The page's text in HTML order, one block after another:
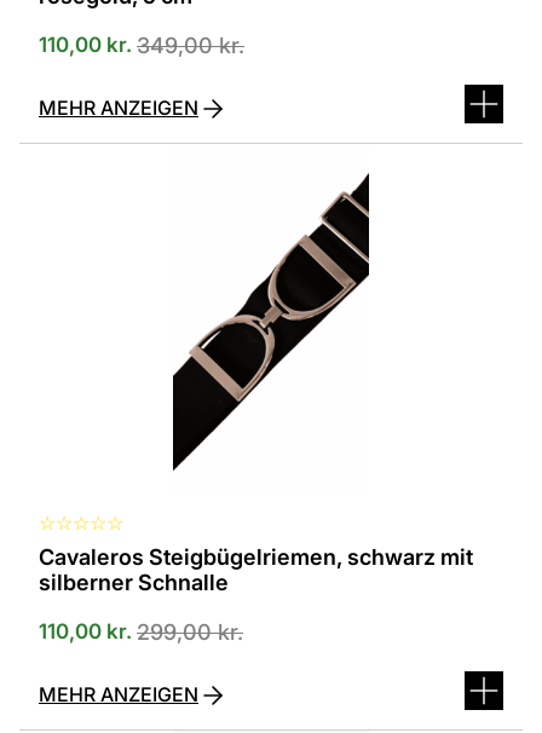
349,00kr.
110,00 kr.
MEHR ANZEIGEN
☆☆☆☆☆
Cavaleros Steigbügelriemen, schwarz mit
silberner Schnalle
299,00kr.
110,00 kr.
MEHR ANZEIGEN